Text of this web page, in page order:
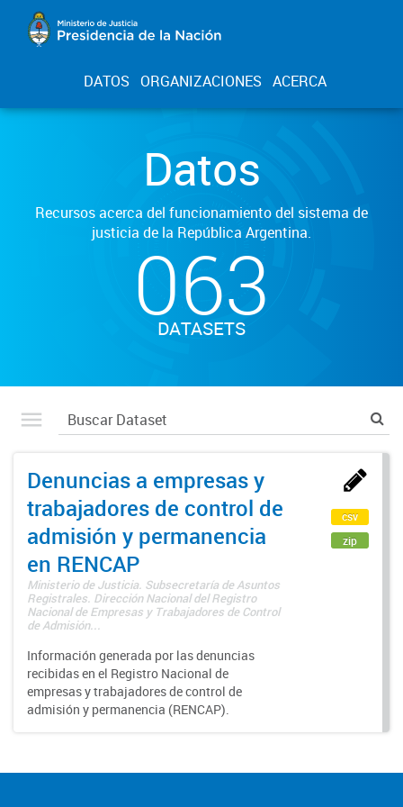
DATOS ORGANIZACIONES ACERCA
Datos
Recursos acerca del funcionamiento del sistema de
justicia de la República Argentina.
063
DATASETS
Denuncias a empresas y
trabajadores de control de
admisión y permanencia
en RENCAP
Ministerio de Justicia. Subsecretaría de Asuntos
Registrales. Dirección Nacional del Registro
Nacional de Empresas y Trabajadores de Control
de Admisión...
Información generada por las denuncias
recibidas en el Registro Nacional de
empresas y trabajadores de control de
admisión y permanencia (RENCAP).
csv
zip